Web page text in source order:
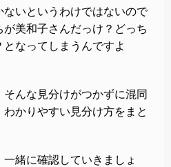
いというわけではないので
美和子さんだっけ？どっち
なってしまうんですよ
んな見分けがつかずに混同
かりやすい見分け方をまと
緒に確認していきましょ